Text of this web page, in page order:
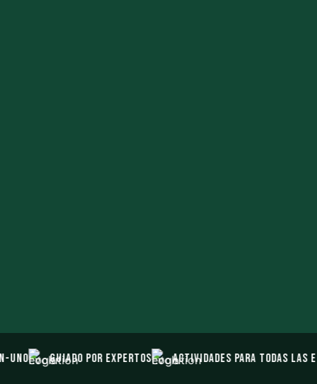
GUIADO POR EXPERTOS ACTIVIDADES PARA TODAS LAS